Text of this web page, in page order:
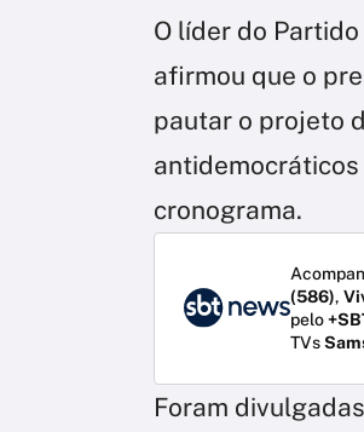
O líder do Partido
afirmou que o
pautar o projeto
antidemocráticos
cronograma.
(586),
pelo
TVs
Foram